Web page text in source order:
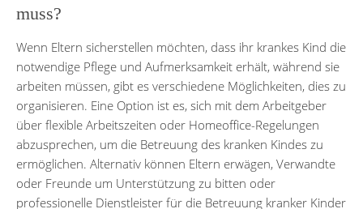
muss?
Wenn Eltern sicherstellen möchten, dass ihr krankes Kind die
notwendige Pflege und Aufmerksamkeit erhält, während sie
arbeiten müssen, gibt es verschiedene Möglichkeiten, dies zu
organisieren. Eine Option ist es, sich mit dem Arbeitgeber
über flexible Arbeitszeiten oder Homeoffice-Regelungen
abzusprechen, um die Betreuung des kranken Kindes zu
ermöglichen. Alternativ können Eltern erwägen, Verwandte
oder Freunde um Unterstützung zu bitten oder
professionelle Dienstleister für die Betreuung kranker Kinder